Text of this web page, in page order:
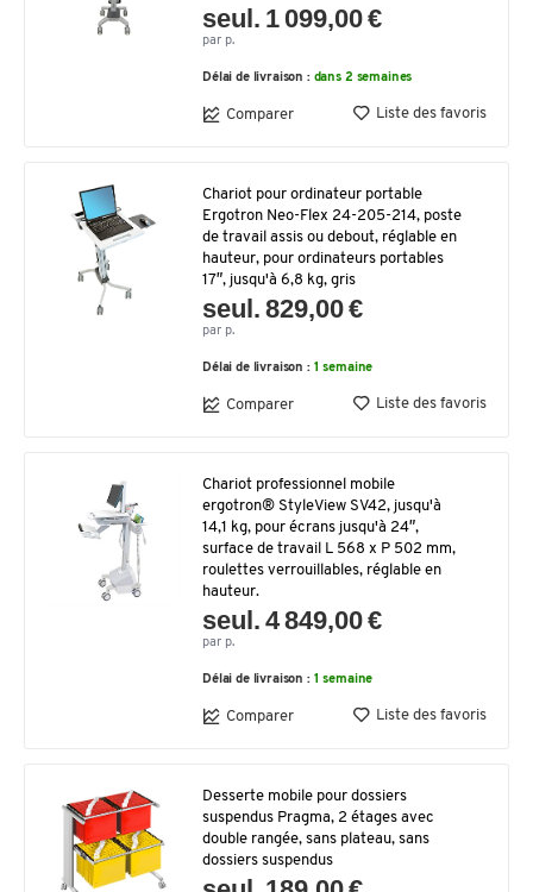
seul. 1 099,00 €
par p.
Délai de livraison : dans 2 semaines
Comparer Liste des favoris
Chariot pour ordinateur portable
Ergotron Neo-Flex 24-205-214, poste
de travail assis ou debout, réglable en
hauteur, pour ordinateurs portables
17″, jusqu'à 6,8 kg, gris
seul. 829,00 €
par p.
Délai de livraison : 1 semaine
Comparer Liste des favoris
Chariot professionnel mobile
ergotron® StyleView SV42, jusqu'à
14,1 kg, pour écrans jusqu'à 24″,
surface de travail L 568 x P 502 mm,
roulettes verrouillables, réglable en
hauteur.
seul. 4 849,00 €
par p.
Délai de livraison : 1 semaine
Comparer Liste des favoris
Desserte mobile pour dossiers
suspendus Pragma, 2 étages avec
double rangée, sans plateau, sans
dossiers suspendus